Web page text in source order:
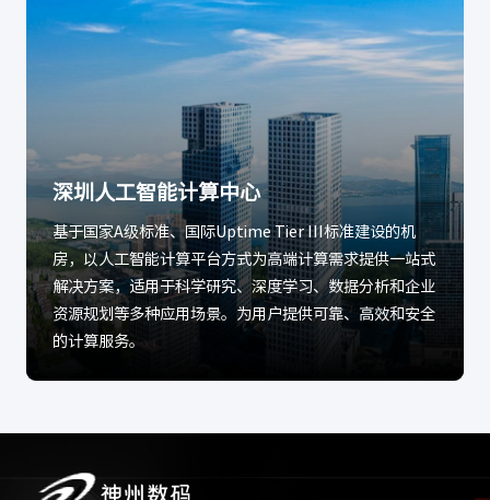
深圳人工智能计算中心
基于国家A级标准、国际Uptime Tier III标准建设的机
房，以人工智能计算平台方式为高端计算需求提供一站式
解决方案，适用于科学研究、深度学习、数据分析和企业
资源规划等多种应用场景。为用户提供可靠、高效和安全
的计算服务。